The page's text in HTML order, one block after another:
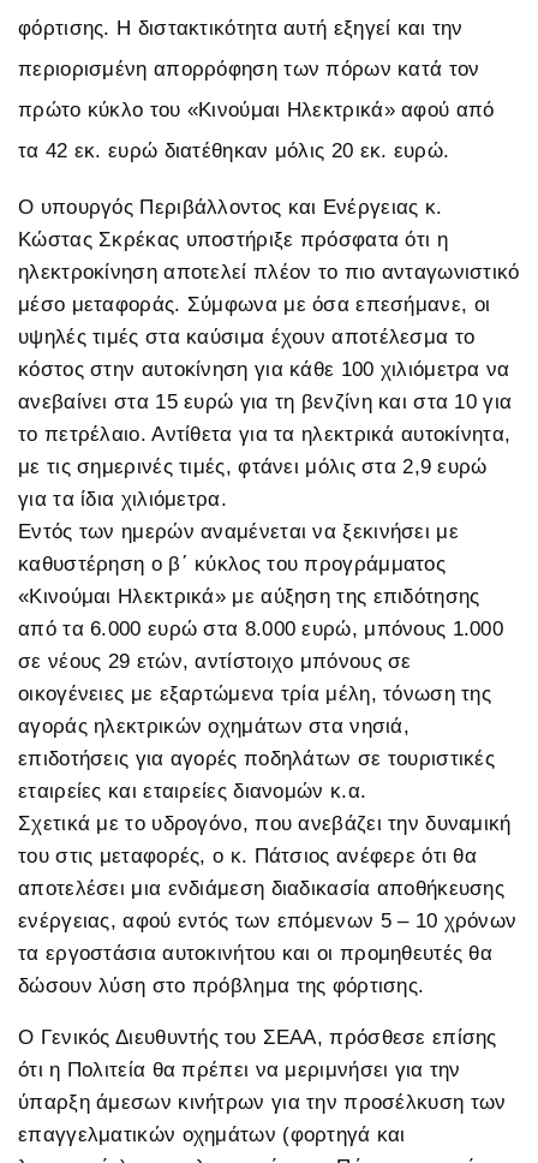
φόρτισης. Η διστακτικότητα αυτή εξηγεί και την
περιορισμένη απορρόφηση των πόρων κατά τον
πρώτο κύκλο του «Κινούμαι Ηλεκτρικά» αφού από
τα 42 εκ. ευρώ διατέθηκαν μόλις 20 εκ. ευρώ.
Ο υπουργός Περιβάλλοντος και Ενέργειας κ.
Κώστας Σκρέκας υποστήριξε πρόσφατα ότι η
ηλεκτροκίνηση αποτελεί πλέον το πιο ανταγωνιστικό
μέσο μεταφοράς. Σύμφωνα με όσα επεσήμανε, οι
υψηλές τιμές στα καύσιμα έχουν αποτέλεσμα το
κόστος στην αυτοκίνηση για κάθε 100 χιλιόμετρα να
ανεβαίνει στα 15 ευρώ για τη βενζίνη και στα 10 για
το πετρέλαιο. Αντίθετα για τα ηλεκτρικά αυτοκίνητα,
με τις σημερινές τιμές, φτάνει μόλις στα 2,9 ευρώ
για τα ίδια χιλιόμετρα.
Εντός των ημερών αναμένεται να ξεκινήσει με
καθυστέρηση ο β΄ κύκλος του προγράμματος
«Κινούμαι Ηλεκτρικά» με αύξηση της επιδότησης
από τα 6.000 ευρώ στα 8.000 ευρώ, μπόνους 1.000
σε νέους 29 ετών, αντίστοιχο μπόνους σε
οικογένειες με εξαρτώμενα τρία μέλη, τόνωση της
αγοράς ηλεκτρικών οχημάτων στα νησιά,
επιδοτήσεις για αγορές ποδηλάτων σε τουριστικές
εταιρείες και εταιρείες διανομών κ.α.
Σχετικά με το υδρογόνο, που ανεβάζει την δυναμική
του στις μεταφορές, ο κ. Πάτσιος ανέφερε ότι θα
αποτελέσει μια ενδιάμεση διαδικασία αποθήκευσης
ενέργειας, αφού εντός των επόμενων 5 – 10 χρόνων
τα εργοστάσια αυτοκινήτου και οι προμηθευτές θα
δώσουν λύση στο πρόβλημα της φόρτισης.
Ο Γενικός Διευθυντής του ΣΕΑΑ, πρόσθεσε επίσης
ότι η Πολιτεία θα πρέπει να μεριμνήσει για την
ύπαρξη άμεσων κινήτρων για την προσέλκυση των
επαγγελματικών οχημάτων (φορτηγά και